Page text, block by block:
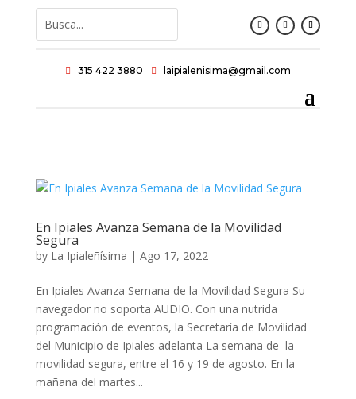
 315 422 3880  laipialenisima@gmail.com
En Ipiales Avanza Semana de la Movilidad
Segura
by La Ipialeñísima | Ago 17, 2022
En Ipiales Avanza Semana de la Movilidad Segura Su
navegador no soporta AUDIO. Con una nutrida
programación de eventos, la Secretaría de Movilidad
del Municipio de Ipiales adelanta La semana de la
movilidad segura, entre el 16 y 19 de agosto. En la
mañana del martes...